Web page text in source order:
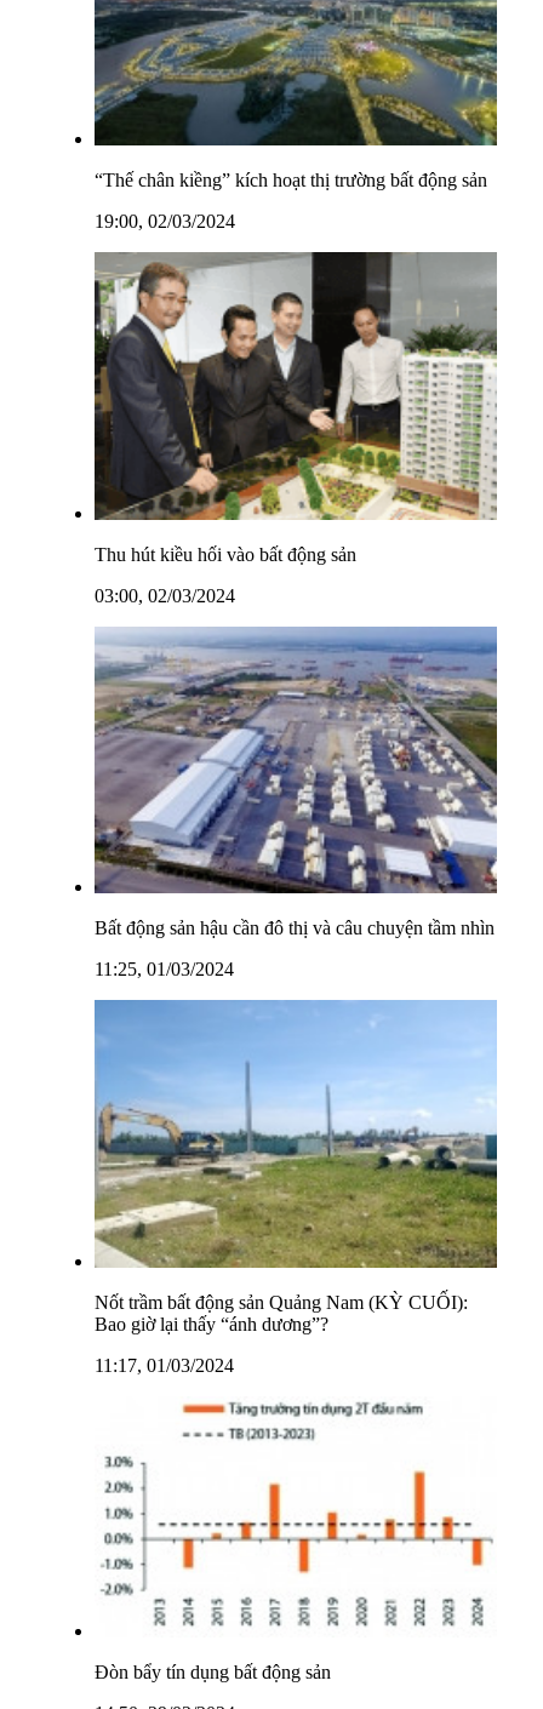
“Thế chân kiềng” kích hoạt thị trường bất động sản
19:00, 02/03/2024
Thu hút kiều hối vào bất động sản
03:00, 02/03/2024
Bất động sản hậu cần đô thị và câu chuyện tầm nhìn
11:25, 01/03/2024
Nốt trầm bất động sản Quảng Nam (KỲ CUỐI):
Bao giờ lại thấy “ánh dương”?
11:17, 01/03/2024
Đòn bẩy tín dụng bất động sản